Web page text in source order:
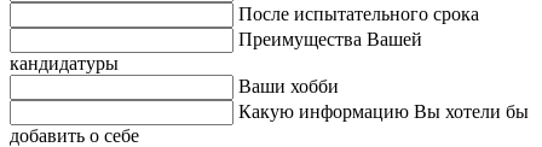
После испытательного срока
Преимущества Вашей
кандидатуры
Ваши хобби
Какую информацию Вы хотели бы
добавить о себе